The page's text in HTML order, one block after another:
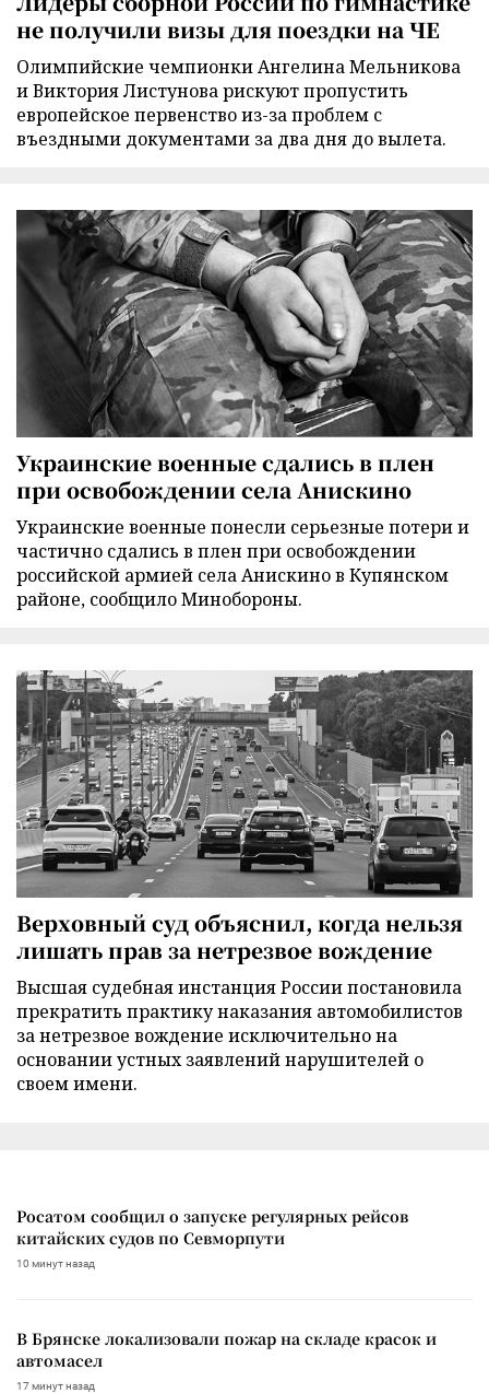
не получили визы для поездки на ЧЕ
Олимпийские чемпионки Ангелина Мельникова
и Виктория Листунова рискуют пропустить
европейское первенство из-за проблем с
въездными документами за два дня до вылета.
Украинские военные сдались в плен
при освобождении села Анискино
Украинские военные понесли серьезные потери и
частично сдались в плен при освобождении
российской армией села Анискино в Купянском
районе, сообщило Минобороны.
Верховный суд объяснил, когда нельзя
лишать прав за нетрезвое вождение
Высшая судебная инстанция России постановила
прекратить практику наказания автомобилистов
за нетрезвое вождение исключительно на
основании устных заявлений нарушителей о
своем имени.
Росатом сообщил о запуске регулярных рейсов
китайских судов по Севморпути
10 минут назад
В Брянске локализовали пожар на складе красок и
автомасел
17 минут назад